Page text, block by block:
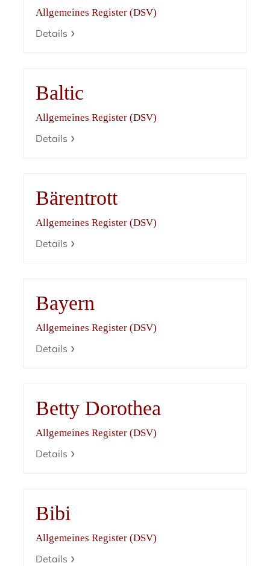
Allgemeines Register (DSV)
Details
Baltic
Allgemeines Register (DSV)
Details
Bärentrott
Allgemeines Register (DSV)
Details
Bayern
Allgemeines Register (DSV)
Details
Betty Dorothea
Allgemeines Register (DSV)
Details
Bibi
Allgemeines Register (DSV)
Details